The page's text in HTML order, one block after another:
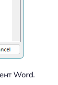
Word.